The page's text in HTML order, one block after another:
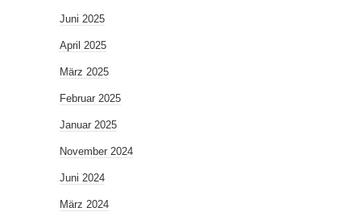
Juni 2025
April 2025
März 2025
Februar 2025
Januar 2025
November 2024
Juni 2024
März 2024